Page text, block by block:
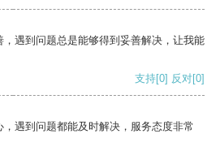
遇到问题总是能够得到妥善解决，让我能
支持[0] 反对[0]
遇到问题都能及时解决，服务态度非常